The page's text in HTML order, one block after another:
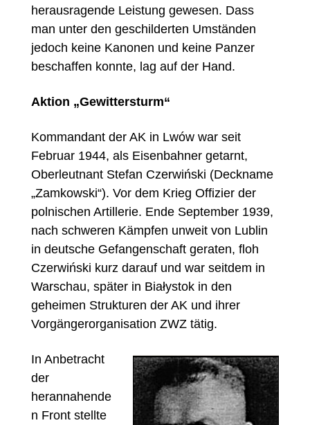
herausragende Leistung gewesen. Dass
man unter den geschilderten Umständen
jedoch keine Kanonen und keine Panzer
beschaffen konnte, lag auf der Hand.
Aktion „Gewittersturm“
Kommandant der AK in Lwów war seit
Februar 1944, als Eisenbahner getarnt,
Oberleutnant Stefan Czerwiński (Deckname
„Zamkowski“). Vor dem Krieg Offizier der
polnischen Artillerie. Ende September 1939,
nach schweren Kämpfen unweit von Lublin
in deutsche Gefangenschaft geraten, floh
Czerwiński kurz darauf und war seitdem in
Warschau, später in Białystok in den
geheimen Strukturen der AK und ihrer
Vorgängerorganisation ZWZ tätig.
In Anbetracht
der
herannahende
n Front stellte